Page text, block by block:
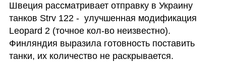
Швеция рассматривает отправку в Украину
танков Strv 122 -  улучшенная модификация
Leopard 2 (точное кол-во неизвестно).
Финляндия выразила готовность поставить
танки, их количество не раскрывается.